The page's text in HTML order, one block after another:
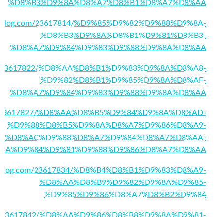
%D8%B3%D9%8A%D8%A7%D8%B1%D8%A7%D8%AA
23617814/%D9%85%D9%82%D9%88%D9%8A-
%D8%B3%D9%8A%D8%B1%D9%81%D8%B3-
%D8%A7%D9%84%D9%83%D9%88%D9%8A%D8%AA
%D8%AA%D8%B1%D9%83%D9%8A%D8%A8-
%D9%82%D8%B1%D9%85%D9%8A%D8%AF-
%D8%A7%D9%84%D9%83%D9%88%D9%8A%D8%AA
%D8%AA%D8%B5%D9%84%D9%8A%D8%AD-
%D9%88%D8%B5%D9%8A%D8%A7%D9%86%D8%A9-
%D8%AC%D9%88%D8%A7%D9%84%D8%A7%D8%AA-
23617834/%D8%B4%D8%B1%D9%83%D8%A9-
%D8%AA%D8%B9%D9%82%D9%8A%D9%85-
%D9%85%D9%86%D8%A7%D8%B2%D9%84
%D8%AA%D9%86%D8%B8%D9%8A%D9%81-